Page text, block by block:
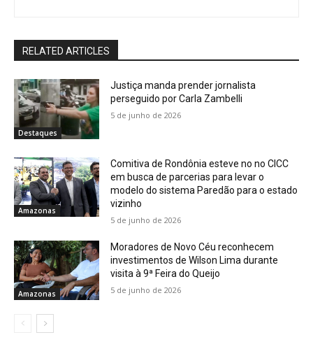
RELATED ARTICLES
Destaques
Justiça manda prender jornalista
perseguido por Carla Zambelli
5 de junho de 2026
Amazonas
Comitiva de Rondônia esteve no no CICC
em busca de parcerias para levar o
modelo do sistema Paredão para o estado
vizinho
5 de junho de 2026
Amazonas
Moradores de Novo Céu reconhecem
investimentos de Wilson Lima durante
visita à 9ª Feira do Queijo
5 de junho de 2026